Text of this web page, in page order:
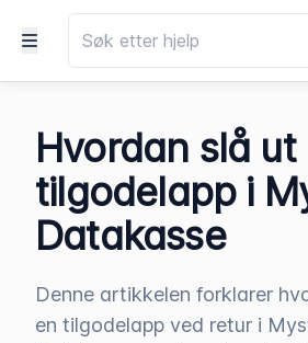
Hvordan slå ut
tilgodelapp i
Datakasse
Denne artikkelen forklarer
en tilgodelapp ved retur i